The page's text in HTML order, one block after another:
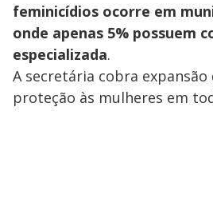
feminicídios ocorre em
onde apenas 5% possuem
especializada.
A secretária cobra expansão
proteção às mulheres em